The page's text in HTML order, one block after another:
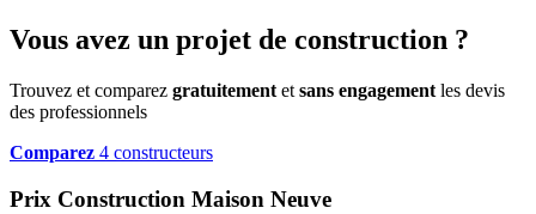
Vous avez un projet de construction ?
Trouvez et comparez gratuitement et sans engagement les devis
des professionnels
Comparez 4 constructeurs
Prix Construction Maison Neuve